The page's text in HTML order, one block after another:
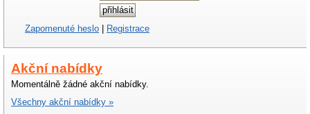
Zapomenuté heslo | Registrace
Akční nabídky
Momentálně žádné akční nabídky.
Všechny akční nabídky »